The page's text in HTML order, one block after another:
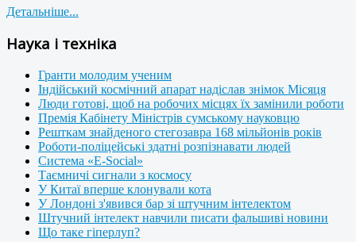
Детальніше...
Наука і техніка
Гранти молодим ученим
Індійський космічний апарат надіслав знімок Місяця
Люди готові, щоб на робочих місцях їх замінили роботи
Премія Кабінету Міністрів сумському науковцю
Решткам знайденого стегозавра 168 мільйонів років
Роботи-поліцейські здатні розпізнавати людей
Система «E-Social»
Таємничі сигнали з космосу
У Китаї вперше клонували кота
У Лондоні з'явився бар зі штучним інтелектом
Штучний інтелект навчили писати фальшиві новини
Що таке гіперлуп?